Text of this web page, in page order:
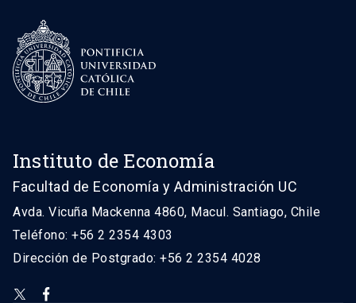
Instituto de Economía
Facultad de Economía y Administración UC
Avda. Vicuña Mackenna 4860, Macul. Santiago, Chile
Teléfono: +56 2 2354 4303
Dirección de Postgrado: +56 2 2354 4028